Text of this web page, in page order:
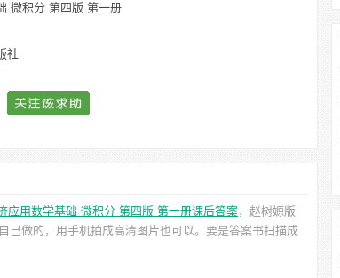
微积分 第四版 第一册
社
应用数学基础 微积分 第四版 第一册课后答案，赵树嫄版
己做的，用手机拍成高清图片也可以。要是答案书扫描成